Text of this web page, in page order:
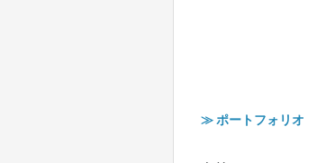
≫ ポートフォリオ